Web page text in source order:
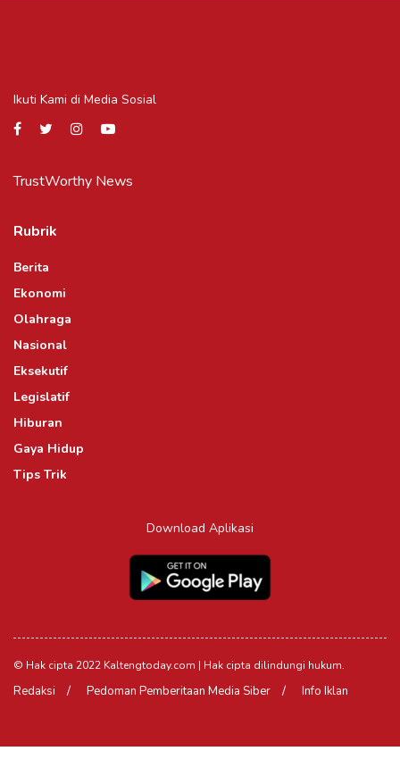
Ikuti Kami di Media Sosial
TrustWorthy News
Rubrik
Berita
Ekonomi
Olahraga
Nasional
Eksekutif
Legislatif
Hiburan
Gaya Hidup
Tips Trik
Download Aplikasi
© Hak cipta 2022 Kaltengtoday.com | Hak cipta dilindungi hukum.
Redaksi Pedoman Pemberitaan Media Siber Info Iklan